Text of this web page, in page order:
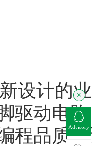
设计的
驱动电
程品质Advisory